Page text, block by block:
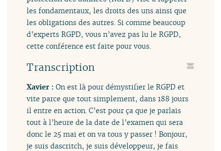
les fondamentaux, les droits des uns ainsi que
les obligations des autres. Si comme beaucoup
d’experts RGPD, vous n’avez pas lu le RGPD,
cette conférence est faite pour vous.
Transcription
Xavier :On est là pour démystifier le RGPD et
vite parce que tout simplement, dans 188 jours
il entre en action. C’est pour ça que je parlais
tout à l’heure de la date de l’examen qui sera
donc le 25 mai et on va tous y passer ! Bonjour,
je suis dascritch, je suis développeur, je fais